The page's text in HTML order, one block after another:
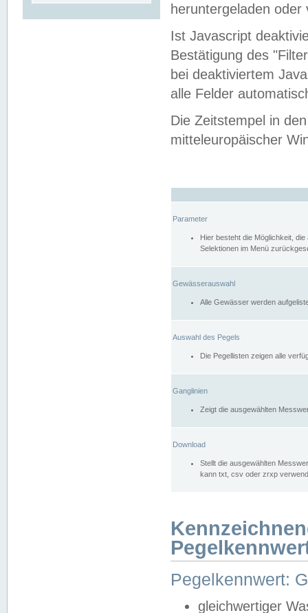
heruntergeladen oder
Ist Javascript
Bestätigung des
bei deaktiviertem
alle Felder
Die Zeitstempel in
mitteleuropäischer
Parameter
Hier besteht die Möglichkeit,
Selektionen im Menü
Gewässerauswahl
Alle Gewässer werden
Auswahl des Pegels
Die Pegellisten zeigen alle
Ganglinien
Zeigt die ausgewählten
Download
Stellt die ausgewählten
kann txt, csv oder zrxp
Pegelkennwert:
gleichwertiger